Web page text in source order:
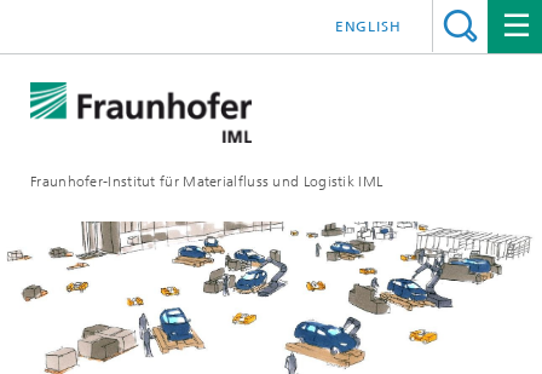
Fraunhofer-Institut für Materialfluss und Logistik IML
ENGLISH